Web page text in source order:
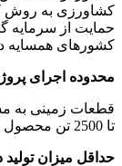
کشاورزی به روش
حمایت از سرمایه
کشورهای همسایه
محدوده اجرای
تا 2500 تن محصول جانمایی و تخصیص داده میشود.
حداقل میزان تولید